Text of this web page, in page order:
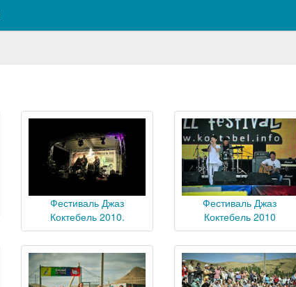
Фестиваль Джаз
Коктебель 2010.
Фестиваль Джаз
Коктебель 2010